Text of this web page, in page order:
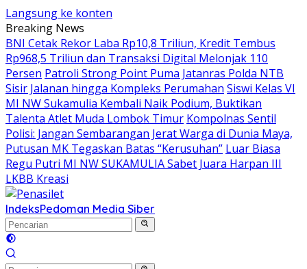
Langsung ke konten
Breaking News
BNI Cetak Rekor Laba Rp10,8 Triliun, Kredit Tembus
Rp968,5 Triliun dan Transaksi Digital Melonjak 110
Persen Patroli Strong Point Puma Jatanras Polda NTB
Sisir Jalanan hingga Kompleks Perumahan Siswi Kelas VI
MI NW Sukamulia Kembali Naik Podium, Buktikan
Talenta Atlet Muda Lombok Timur Kompolnas Sentil
Polisi: Jangan Sembarangan Jerat Warga di Dunia Maya,
Putusan MK Tegaskan Batas “Kerusuhan” Luar Biasa
Regu Putri MI NW SUKAMULIA Sabet Juara Harpan III
LKBB Kreasi
IndeksPedoman Media Siber